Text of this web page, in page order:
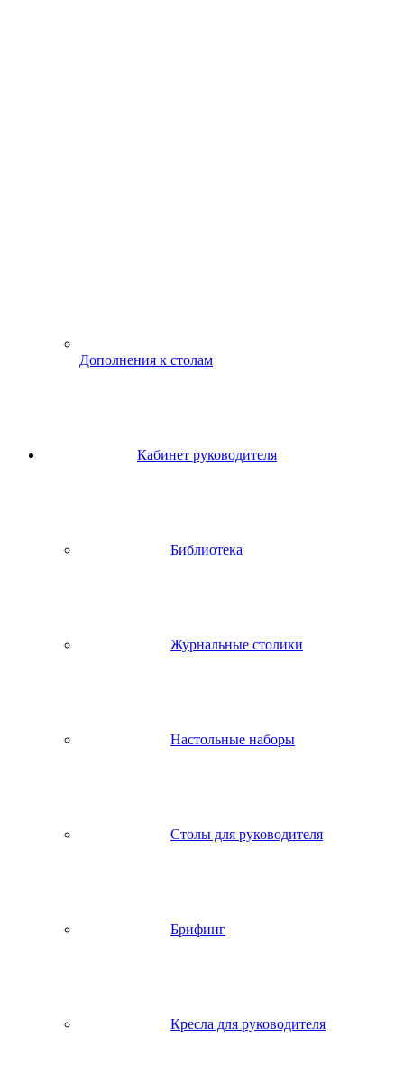
Дополнения к столам
Кабинет руководителя
Библиотека
Журнальные столики
Настольные наборы
Столы для руководителя
Брифинг
Кресла для руководителя